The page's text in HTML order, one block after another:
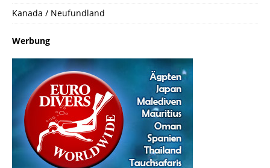
Kanada / Neufundland
Werbung